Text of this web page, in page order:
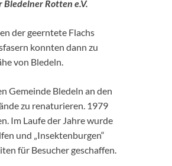
Rotten e.V.
der geerntete Flachs
konnten dann zu
von Bledeln.
Gemeinde Bledeln an den
zu renaturieren. 1979
Im Laufe der Jahre wurde
und „Insektenburgen“
für Besucher geschaffen.